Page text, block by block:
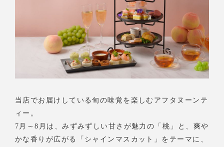
当店でお届けしている旬の味覚を楽しむアフタヌーンテ
ィー。
7月～8月は、みずみずしい甘さが魅力の「桃」と、爽や
かな香りが広がる「シャインマスカット」をテーマに、